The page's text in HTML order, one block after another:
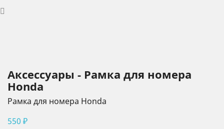
Аксессуары - Рамка для номера
Honda
Рамка для номера Honda
550 ₽